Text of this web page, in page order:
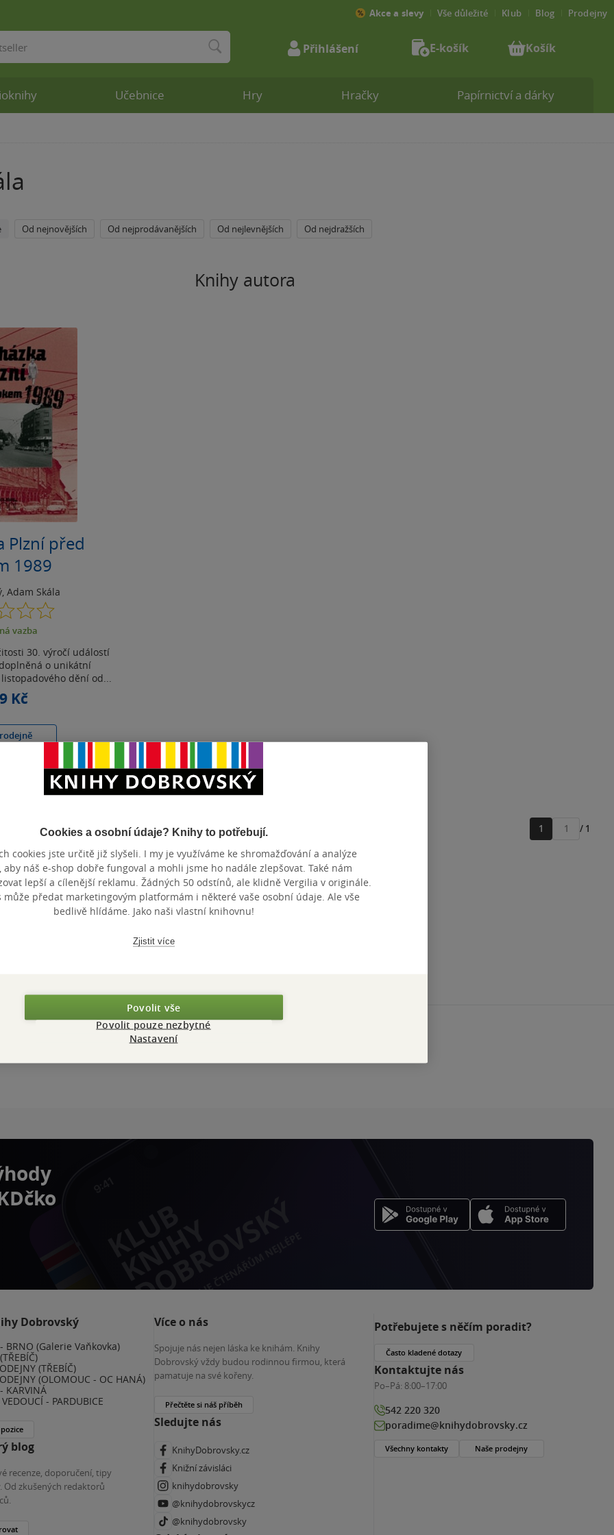
Od nejnovějších Od nejprodávanějších Od nejlevnějších Od nejdražších
Knihy autora
Plzní před
1989
,Adam Skála
0.0
z
5 vazba
30. výročí událostí
o unikátní
dění od...
Kč
Zobrazeno 3 z 3
1
Přejít
/ 1
Učebnice Hry Hračky Papírnictví a dárky
Akce a slevy Vše důležité Klub Blog Prodejny
Přihlášení E-košík Košík
Dobrovský
BRNO (Galerie Vaňkovka)
(TŘEBÍČ)
(OLOMOUC - OC HANÁ)
KARVINÁ
- PARDUBICE
blog
recenze, doporučení, tipy
Od zkušených redaktorů
Více o nás
Spojuje nás nejen láska ke knihám. Knihy
Dobrovský vždy budou rodinnou firmou, která
pamatuje na své kořeny.
Přečtěte si náš příběh
Sledujte nás
KnihyDobrovsky.cz
Knižní závisláci
knihydobrovsky
@knihydobrovskycz
@knihydobrovsky
Potřebujete s něčím poradit?
Často kladené dotazy
Kontaktujte nás
Po–Pá: 8:00–17:00
542 220 320
poradime@knihydobrovsky.cz
Všechny kontakty Naše prodejny
Cookies a osobní údaje? Knihy to potřebují.
cookies jste určitě již slyšeli. I my je využíváme ke shromažďování a analýze
aby náš e-shop dobře fungoval a mohli jsme ho nadále zlepšovat. Také nám
lepší a cílenější reklamu. Žádných 50 odstínů, ale klidně Vergilia v originále.
může předat marketingovým platformám i některé vaše osobní údaje. Ale vše
bedlivě hlídáme. Jako naši vlastní knihovnu!
Zjistit více
Povolit vše
Povolit pouze nezbytné
Nastavení